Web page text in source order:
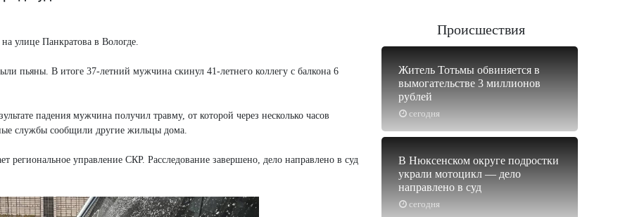
улице Панкратова в Вологде.
пьяны. В итоге 37-летний мужчина скинул 41-летнего коллегу с балкона 6
падения мужчина получил травму, от которой через несколько часов
службы сообщили другие жильцы дома.
региональное управление СКР. Расследование завершено, дело направлено в суд
Происшествия
сегодня
Житель Тотьмы обвиняется в
вымогательстве 3 миллионов
рублей
сегодня
В Нюксенском округе подростки
украли мотоцикл — дело
направлено в суд